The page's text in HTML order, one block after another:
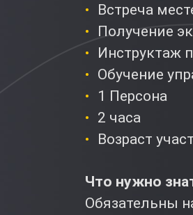
Встреча
Получение
Инструктаж
Обучение
1 Персона
2 часа
Возраст
Что нужно
Обязательны